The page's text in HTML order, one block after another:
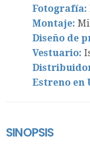
Fotografía:
Montaje:
Diseño de
Vestuario:
Estreno en
SINOPSIS